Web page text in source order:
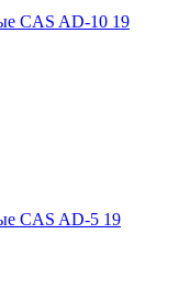
CAS AD-10 19
CAS AD-5 19